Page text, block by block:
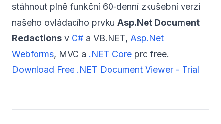
stáhnout plně funkční 60‑denní zkušební verzi
našeho ovládacího prvku Asp.Net Document
Redactions v C# a VB.NET, Asp.Net
Webforms, MVC a .NET Core pro free.
Download Free .NET Document Viewer - Trial